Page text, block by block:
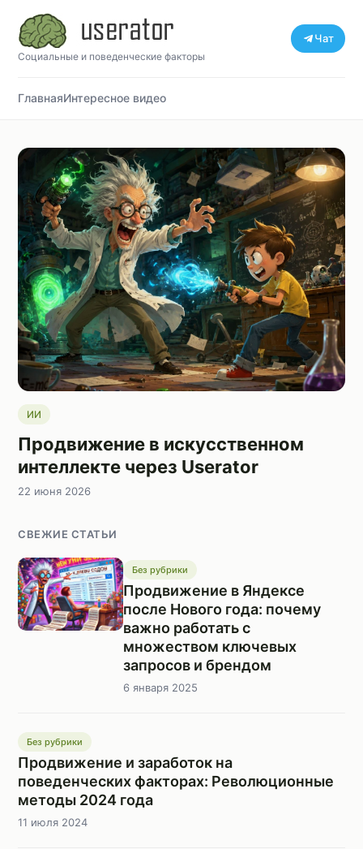
Социальные и поведенческие факторы
Чат
ГлавнаяИнтересное видео
ИИ
Продвижение в искусственном
интеллекте через Userator
22 июня 2026
СВЕЖИЕ СТАТЬИ
Без рубрики
Продвижение в Яндексе
после Нового года: почему
важно работать с
множеством ключевых
запросов и брендом
6 января 2025
Без рубрики
Продвижение и заработок на
поведенческих факторах: Революционные
методы 2024 года
11 июля 2024